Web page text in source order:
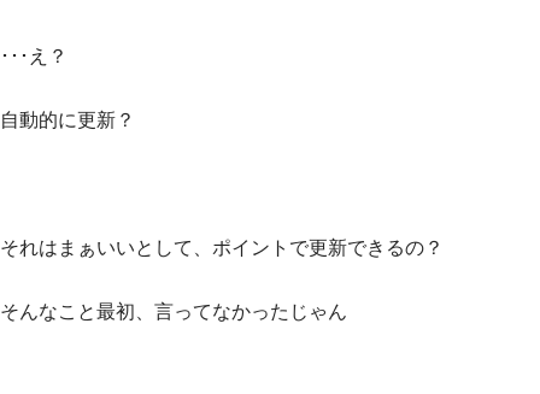
･･･え？
自動的に更新？
それはまぁいいとして、ポイントで更新できるの？
そんなこと最初、言ってなかったじゃん